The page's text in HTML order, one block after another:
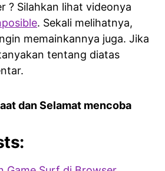
? Silahkan lihat videonya
. Sekali melihatnya,
memainkannya juga. Jika
tentang diatas
dan Selamat mencoba